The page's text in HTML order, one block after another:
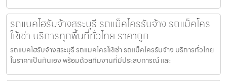
รถแบคโฮรับจ้างสระบุรี รถแม็คโครรับจ้าง รถแม็คโคร
ให้เช่า บริการทุกพื้นที่ทั่วไทย ราคาถูก
รถแบคโฮรับจ้างสระบุรี รถแมคโครให้เช่า รถแม็คโครรับจ้าง บริการทั่วไทย
ในราคาเป็นกันเอง พร้อมด้วยทีมงานที่มีประสบการณ์ และ